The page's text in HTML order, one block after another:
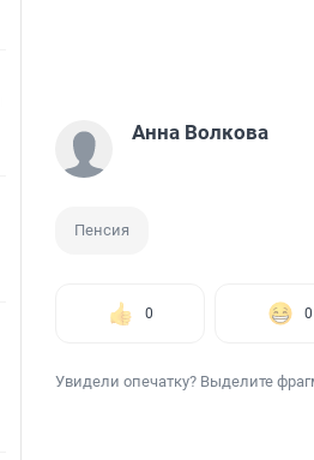
Анна Волкова
Пенсия
0 0
Увидели опечатку? Выделите